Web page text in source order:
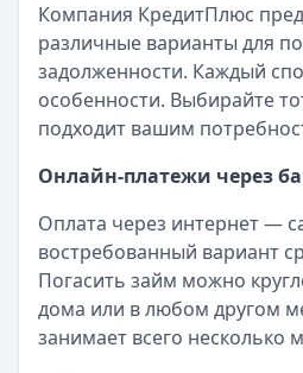
Компания КредитПлюс
различные варианты для
задолженности. Каждый
особенности. Выбирайте
подходит вашим
Онлайн-платежи через
Оплата через интернет —
востребованный вариант
Погасить займ можно
дома или в любом другом
занимает всего несколько